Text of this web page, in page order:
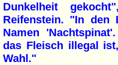
Dunkelheit
Reifenstein. "In den
Namen
das Fleisch illegal
Wahl."